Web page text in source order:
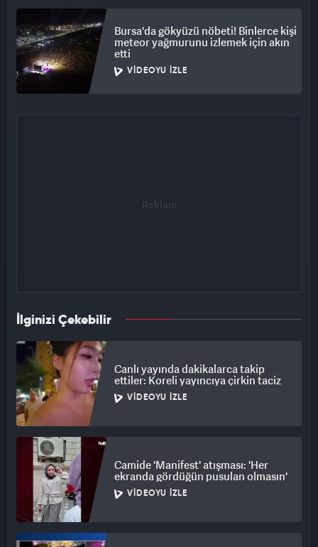
Bursa'da gökyüzü nöbeti! Binlerce kişi
meteor yağmurunu izlemek için akın
etti
VIDEOYU İZLE
İlginizi Çekebilir
Canlı yayında dakikalarca takip
ettiler: Koreli yayıncıya çirkin taciz
VIDEOYU İZLE
Camide 'Manifest' atışması: 'Her
ekranda gördüğün pusulan olmasın'
VIDEOYU İZLE